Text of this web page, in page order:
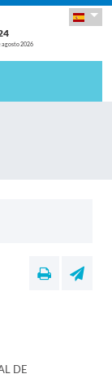
agosto 2026
DE